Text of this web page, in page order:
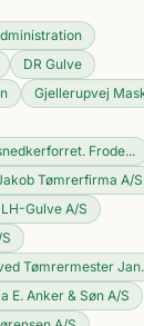
DR Gulve
Gjellerupvej
Frode...
Tømrerfirma A/S
LH-Gulve A/S
Tømrermester
E. Anker & Søn A/S